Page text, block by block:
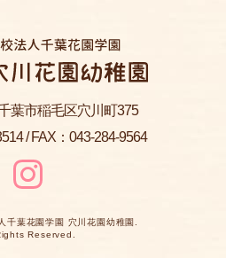
葉市稲毛区穴川町375
/ FAX：043-284-9564
千葉花園学園 穴川花園幼稚園
Reserved.